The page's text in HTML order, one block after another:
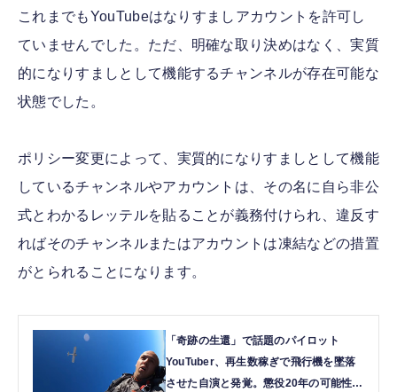
これまでもYouTubeはなりすましアカウントを許可し
ていませんでした。ただ、明確な取り決めはなく、実質
的になりすましとして機能するチャンネルが存在可能な
状態でした。
ポリシー変更によって、実質的になりすましとして機能
しているチャンネルやアカウントは、その名に自ら非公
式とわかるレッテルを貼ることが義務付けられ、違反す
ればそのチャンネルまたはアカウントは凍結などの措置
がとられることになります。
「奇跡の生還」で話題のパイロット
YouTuber、再生数稼ぎで飛行機を墜落
させた自演と発覚。懲役20年の可能性も